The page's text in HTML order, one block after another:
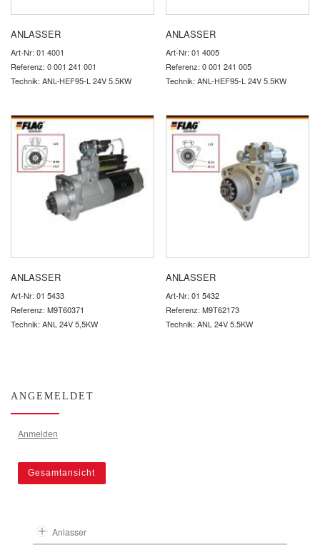
ANLASSER
Art-Nr: 01 4001
Referenz: 0 001 241 001
Technik: ANL-HEF95-L 24V 5.5KW
ANLASSER
Art-Nr: 01 4005
Referenz: 0 001 241 005
Technik: ANL-HEF95-L 24V 5.5KW
ANLASSER
Art-Nr: 01 5433
Referenz: M9T60371
Technik: ANL 24V 5,5KW
ANLASSER
Art-Nr: 01 5432
Referenz: M9T62173
Technik: ANL 24V 5.5KW
ANGEMELDET
Anmelden
Gesamtansicht
Anlasser